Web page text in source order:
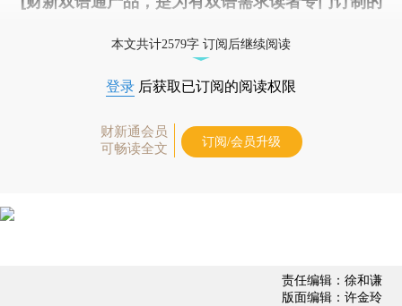
本文共计2579字 订阅后继续阅读
登录 后获取已订阅的阅读权限
财新通会员
可畅读全文
订阅/会员升级
责任编辑：徐和谦
版面编辑：许金玲